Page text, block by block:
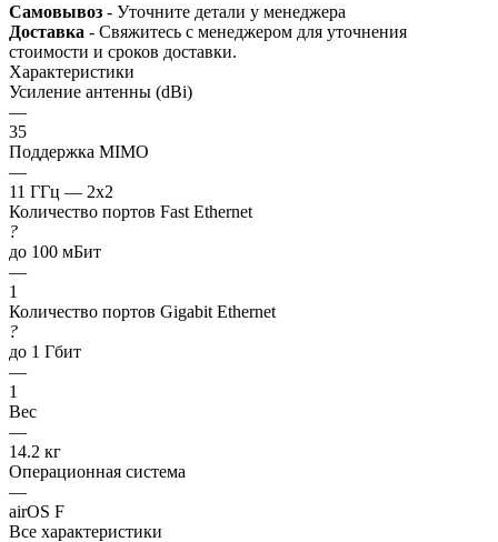
Самовывоз - Уточните детали у менеджера
Доставка - Свяжитесь с менеджером для уточнения
стоимости и сроков доставки.
Характеристики
Усиление антенны (dBi)
—
35
Поддержка MIMO
—
11 ГГц — 2x2
Количество портов Fast Ethernet
?
до 100 мБит
—
1
Количество портов Gigabit Ethernet
?
до 1 Гбит
—
1
Вес
—
14.2 кг
Операционная система
—
airOS F
Все характеристики